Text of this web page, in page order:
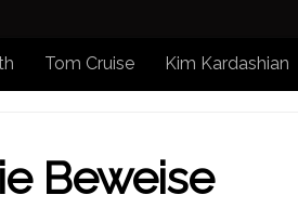
Tom Cruise Kim Kardashian
Beweise